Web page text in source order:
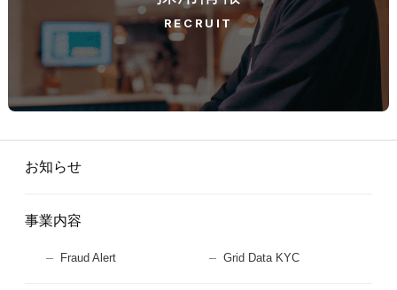
RECRUIT
お知らせ
事業内容
Fraud Alert Grid Data KYC